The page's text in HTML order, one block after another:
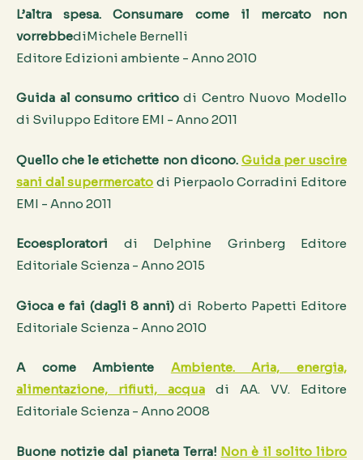
L’altra spesa. Consumare come il mercato non
vorrebbediMichele Bernelli
Editore Edizioni ambiente - Anno 2010
Guida al consumo criticodi Centro Nuovo Modello
di Sviluppo Editore EMI - Anno 2011
Quello che le etichette non dicono. Guida per uscire
sani dal supermercato di Pierpaolo Corradini Editore
EMI - Anno 2011
Ecoesploratori di Delphine Grinberg Editore
Editoriale Scienza - Anno 2015
Gioca e fai (dagli 8 anni)di Roberto Papetti Editore
Editoriale Scienza - Anno 2010
A come Ambiente Ambiente. Aria, energia,
alimentazione, rifiuti, acqua di AA. VV. Editore
Editoriale Scienza - Anno 2008
Buone notizie dal pianeta Terra! Non è il solito libro